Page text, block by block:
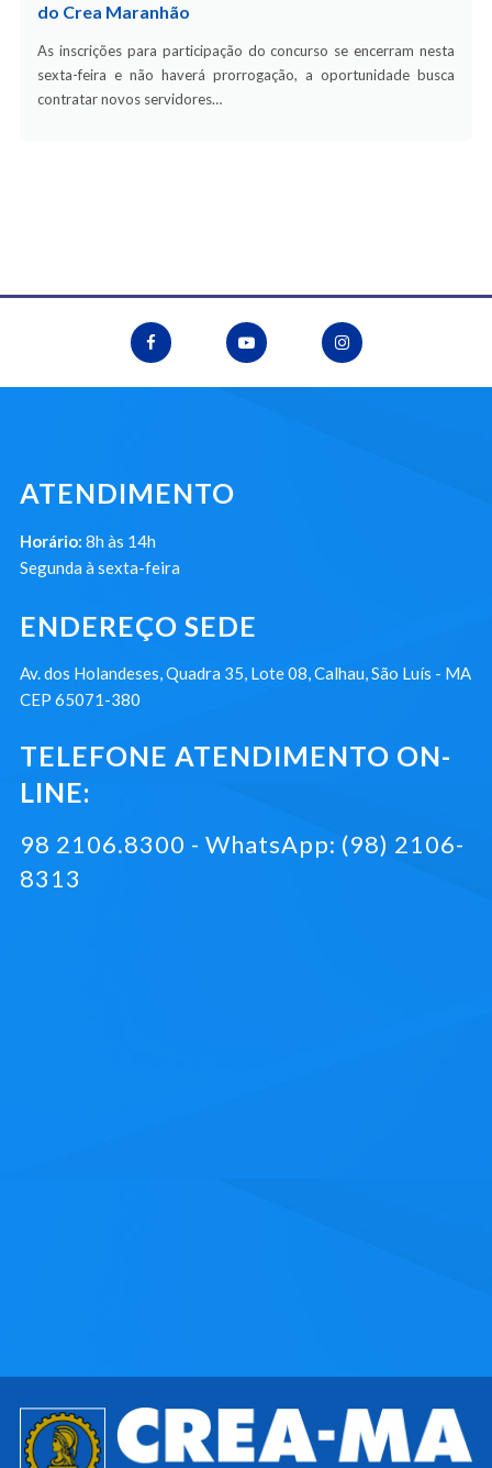
do Crea Maranhão
As inscrições para participação do concurso se encerram nesta
sexta-feira e não haverá prorrogação, a oportunidade busca
contratar novos servidores…
ATENDIMENTO
Horário: 8h às 14h
Segunda à sexta-feira
ENDEREÇO SEDE
Av. dos Holandeses, Quadra 35, Lote 08, Calhau, São Luís - MA
CEP 65071-380
TELEFONE ATENDIMENTO ON-
LINE:
98 2106.8300 - WhatsApp: (98) 2106-
8313